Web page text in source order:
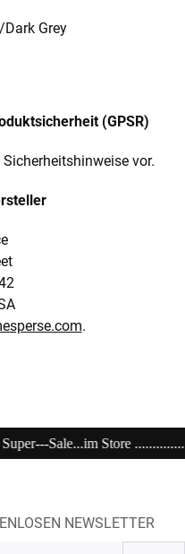
Grey
(GPSR)
vor.
.
NEWSLETTER